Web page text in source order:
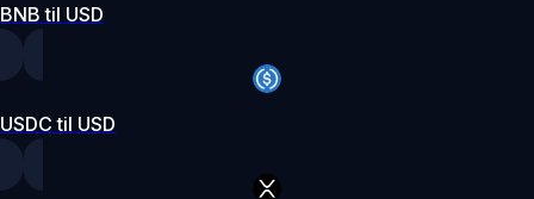
BNB til USD
USDC til USD